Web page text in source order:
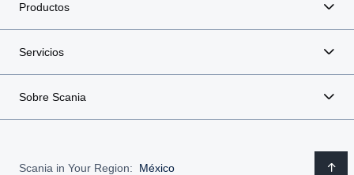
Productos
Servicios
Sobre Scania
Scania in Your Region: México